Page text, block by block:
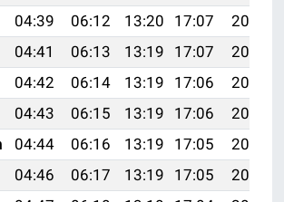
04:39 06:12 13:20 17:07
20:17
04:41 06:13 13:19 17:07
20:16
04:42 06:14 13:19 17:06
20:14
04:43 06:15 13:19 17:06
20:13
04:44 06:16 13:19 17:05
20:12
04:46 06:17 13:19 17:05
20:11